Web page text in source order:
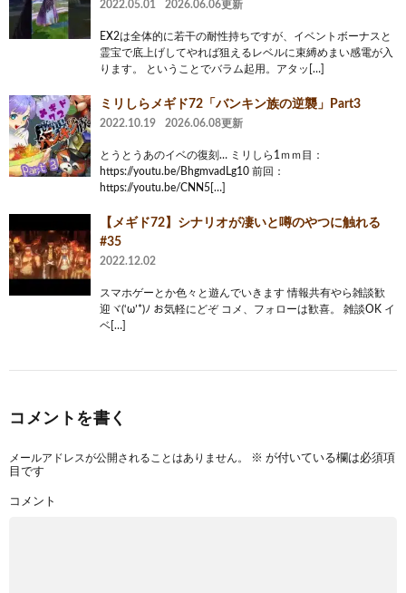
2022.05.01 2026.06.06更新
EX2は全体的に若干の耐性持ちですが、イベントボーナスと
霊宝で底上げしてやれば狙えるレベルに束縛めまい感電が入
ります。 ということでバラム起用。アタッ[…]
ミリしらメギド72「バンキン族の逆襲」Part3
2022.10.19 2026.06.08更新
とうとうあのイベの復刻… ミリしら1ｍｍ目：
https://youtu.be/BhgmvadLg10 前回：
https://youtu.be/CNN5[…]
【メギド72】シナリオが凄いと噂のやつに触れる
#35
2022.12.02
スマホゲーとか色々と遊んでいきます 情報共有やら雑談歓
迎ヾ(‘ω’*)ﾉ お気軽にどぞ コメ、フォローは歓喜。 雑談OK イ
ベ[…]
コメントを書く
メールアドレスが公開されることはありません。 ※ が付いている欄は必須項
目です
コメント